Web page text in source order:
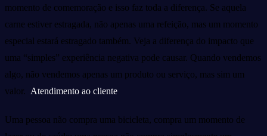
momento de comemoração e isso faz toda a diferença. Se aquela
carne estiver estragada, não apenas uma refeição, mas um momento
especial estará estragado também. Veja a diferença do impacto que
uma “simples” experiência negativa pode causar. Quando vendemos
algo, não vendemos apenas um produto ou serviço, mas sim um
valor. Atendimento ao cliente
Uma pessoa não compra uma bicicleta, compra um momento de